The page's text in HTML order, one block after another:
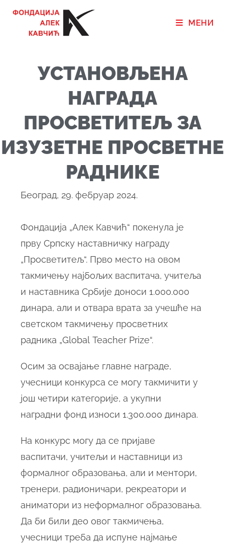
МЕНИ
УСТАНОВЉЕНА
НАГРАДА
ПРОСВЕТИТЕЉ ЗА
ИЗУЗЕТНЕ ПРОСВЕТНЕ
РАДНИКЕ
Београд, 29. фебруар 2024.
Фондација „Алек Кавчић“ покенула је
прву Српску наставничку награду
„Просветитељ“. Прво место на овом
такмичењу најбољих васпитача, учитеља
и наставника Србије доноси 1.000.000
динара, али и отвара врата за учешће на
светском такмичењу просветних
радника „Global Teacher Prize“.
Осим за освајање главне награде,
учесници конкурса се могу такмичити у
још четири категорије, а укупни
наградни фонд износи 1.300.000 динара.
На конкурс могу да се пријаве
васпитачи, учитељи и наставници из
формалног образовања, али и ментори,
тренери, радионичари, рекреатори и
аниматори из неформалног образовања.
Да би били део овог такмичења,
учесници треба да испуне најмање